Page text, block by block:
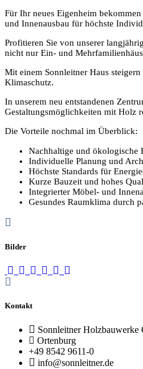
Für Ihr neues Eigenheim
und Innenausbau für höchste
Profitieren Sie von unserer
nicht nur Ein- und
Mit einem Sonnleitner Haus
Klimaschutz.
In unserem neu entstandenen
Gestaltungsmöglichkeiten mit Holz
Die Vorteile nochmal im Überblick:
Nachhaltige und ökologische
Individuelle Planung und
Höchste Standards für
Kurze Bauzeit und hohes
Integrierter Möbel- und
Gesundes Raumklima durch
Bilder
Kontakt
Sonnleitner
Ortenburg
+49 8542 9611-0
info@sonnleitner.de